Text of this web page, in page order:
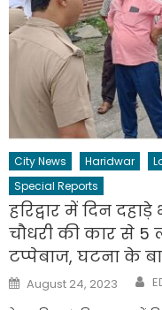
City News Haridwar
Special Reports
हरिद्वार में दिन दहाड़े
चौधरी की कार से
टप्पेबाज, घटना के
Posted
on
August 24, 2023